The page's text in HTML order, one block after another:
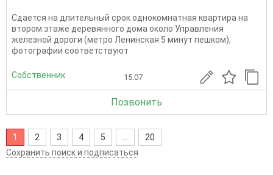
Сдается на длительный срок однокомнатная квартира на
втором этаже деревянного дома около Управления
железной дороги (метро Ленинская 5 минут пешком),
фотографии соответствуют
Собственник 15.07
Позвонить
1 2 3 4 5
20
Сохранить поиск и подписаться